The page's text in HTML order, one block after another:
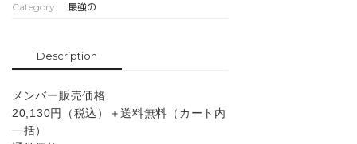
Category: 最強の
Description
メンバー販売価格
20,130円（税込）＋送料無料（カート内
一括）